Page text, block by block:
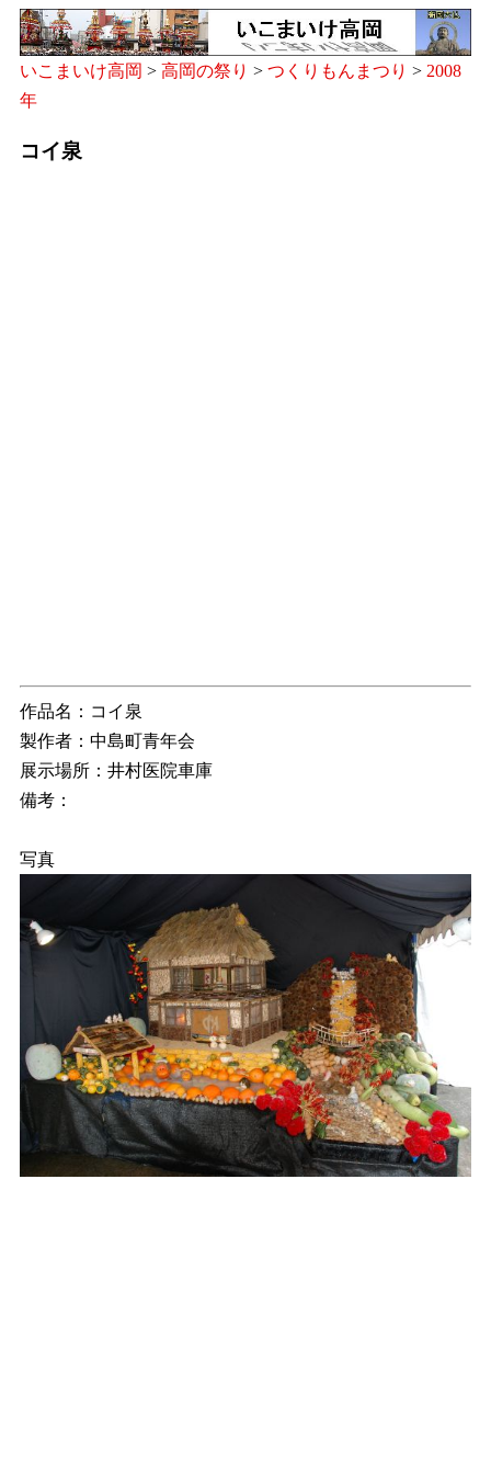
いこまいけ高岡 > 高岡の祭り > つくりもんまつり > 2008
年
コイ泉
作品名：コイ泉
製作者：中島町青年会
展示場所：井村医院車庫
備考：
写真